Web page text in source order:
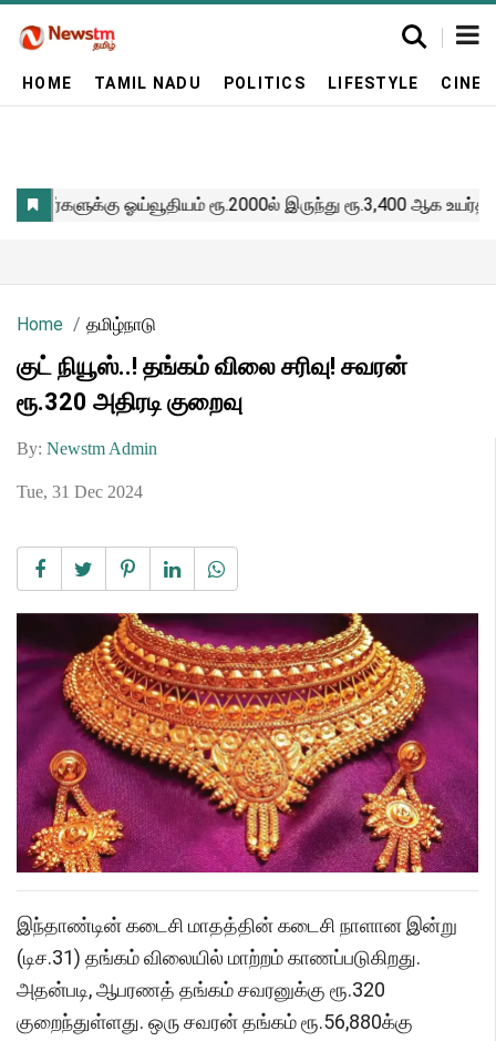
HOME TAMIL NADU POLITICS LIFESTYLE
Home தமிழ்நாடு
குட் நியூஸ்..! தங்கம் விலை சரிவு! சவரன்
ரூ.320 அதிரடி குறைவு
By: Newstm Admin
Tue, 31 Dec 2024
இந்தாண்டின் கடைசி மாதத்தின் கடைசி நாளான இன்று
(டிச.31) தங்கம் விலையில் மாற்றம் காணப்படுகிறது.
அதன்படி, ஆபரணத் தங்கம் சவரனுக்கு ரூ.320
குறைந்துள்ளது. ஒரு சவரன் தங்கம் ரூ.56,880க்கு